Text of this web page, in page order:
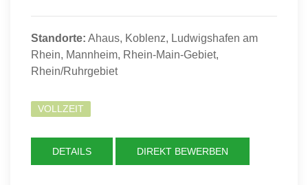
Standorte: Ahaus, Koblenz, Ludwigshafen am
Rhein, Mannheim, Rhein-Main-Gebiet,
Rhein/Ruhrgebiet
VOLLZEIT
DETAILS DIREKT BEWERBEN